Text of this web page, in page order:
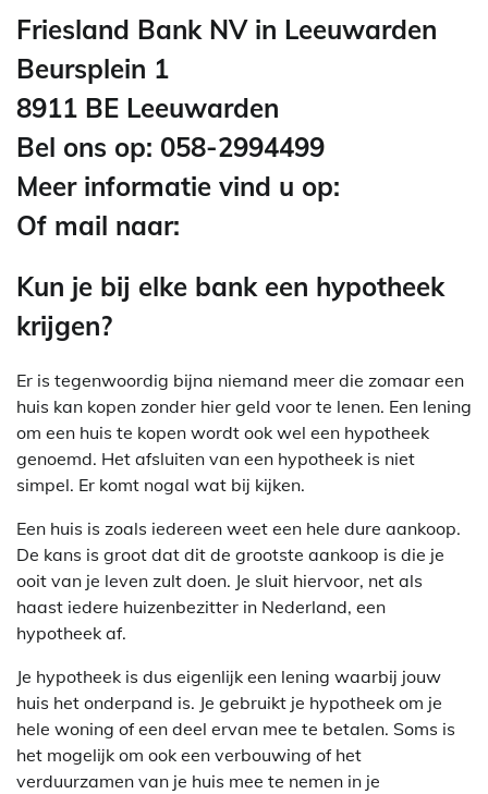
Friesland Bank NV in Leeuwarden
Beursplein 1
8911 BE Leeuwarden
Bel ons op: 058-2994499
Meer informatie vind u op:
Of mail naar:
Kun je bij elke bank een hypotheek
krijgen?
Er is tegenwoordig bijna niemand meer die zomaar een
huis kan kopen zonder hier geld voor te lenen. Een lening
om een huis te kopen wordt ook wel een hypotheek
genoemd. Het afsluiten van een hypotheek is niet
simpel. Er komt nogal wat bij kijken.
Een huis is zoals iedereen weet een hele dure aankoop.
De kans is groot dat dit de grootste aankoop is die je
ooit van je leven zult doen. Je sluit hiervoor, net als
haast iedere huizenbezitter in Nederland, een
hypotheek af.
Je hypotheek is dus eigenlijk een lening waarbij jouw
huis het onderpand is. Je gebruikt je hypotheek om je
hele woning of een deel ervan mee te betalen. Soms is
het mogelijk om ook een verbouwing of het
verduurzamen van je huis mee te nemen in je